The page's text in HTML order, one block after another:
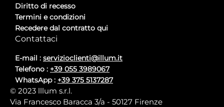
Diritto di recesso
Termini e condizioni
Recedere dal contratto qui
Contattaci
E-mail : servizioclienti@illum.it
Telefono : +39 055 3989067
WhatsApp : +39 375 5137287
© 2023 lllum s.r.l.
Via Francesco Baracca 3/a - 50127 Firenze